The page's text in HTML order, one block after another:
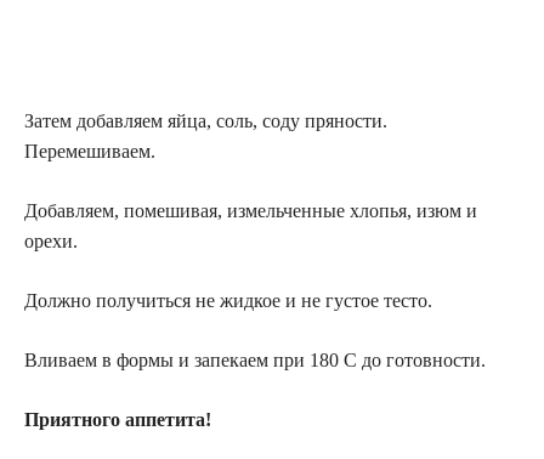
Затем добавляем яйца, соль, соду пряности.
Перемешиваем.
Добавляем, помешивая, измельченные хлопья, изюм и
орехи.
Должно получиться не жидкое и не густое тесто.
Вливаем в формы и запекаем при 180 С до готовности.
Приятного аппетита!